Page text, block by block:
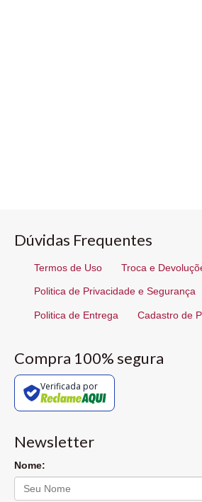
Dúvidas Frequentes
Termos de Uso Troca e
Politica de Privacidade e Segurança
Politica de Entrega Cadastro de
Compra 100% segura
Verificada por
Newsletter
Nome: